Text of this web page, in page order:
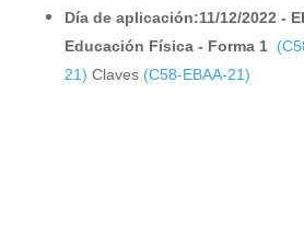
Día de aplicación:11/12/2022 -
Educación Física - Forma 1
21) Claves (C58-EBAA-21)